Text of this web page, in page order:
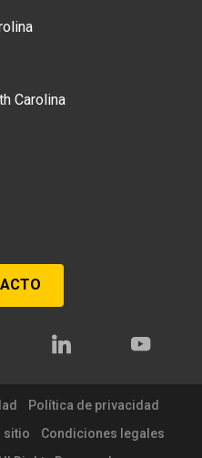
Carolina
Política de privacidad
sitio
Condiciones legales